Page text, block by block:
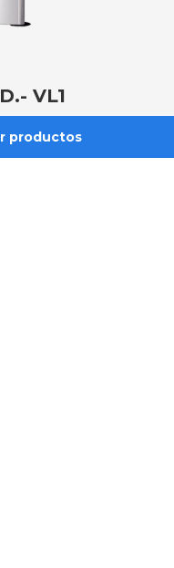
D.- VL1